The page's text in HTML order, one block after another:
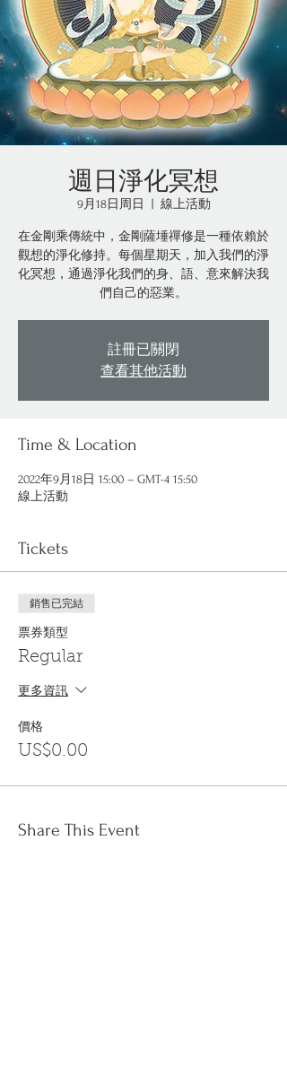
週日淨化冥想
9月18日周日 線上活動
在金剛乘傳統中，金剛薩埵禪修是一種依賴於
觀想的淨化修持。每個星期天，加入我們的淨
化冥想，通過淨化我們的身、語、意來解決我
們自己的惡業。
註冊已關閉
查看其他活動
Time & Location
2022年9月18日 15:00 – GMT-4 15:50
線上活動
Tickets
銷售已完結
票券類型
Regular
更多資訊
價格
US$0.00
Share This Event